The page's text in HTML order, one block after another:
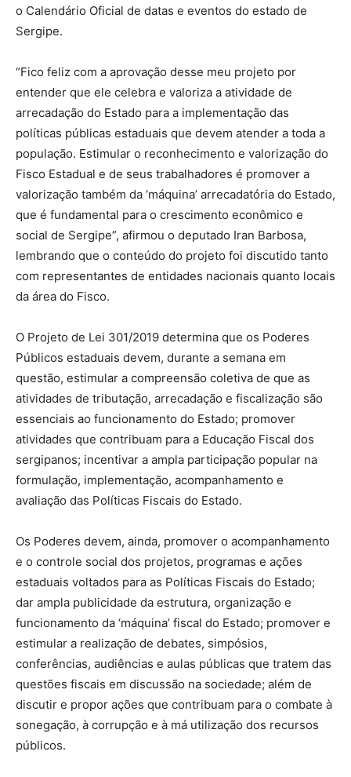
o Calendário Oficial de datas e eventos do estado de
Sergipe.
“Fico feliz com a aprovação desse meu projeto por
entender que ele celebra e valoriza a atividade de
arrecadação do Estado para a implementação das
políticas públicas estaduais que devem atender a toda a
população. Estimular o reconhecimento e valorização do
Fisco Estadual e de seus trabalhadores é promover a
valorização também da ‘máquina’ arrecadatória do Estado,
que é fundamental para o crescimento econômico e
social de Sergipe”, afirmou o deputado Iran Barbosa,
lembrando que o conteúdo do projeto foi discutido tanto
com representantes de entidades nacionais quanto locais
da área do Fisco.
O Projeto de Lei 301/2019 determina que os Poderes
Públicos estaduais devem, durante a semana em
questão, estimular a compreensão coletiva de que as
atividades de tributação, arrecadação e fiscalização são
essenciais ao funcionamento do Estado; promover
atividades que contribuam para a Educação Fiscal dos
sergipanos; incentivar a ampla participação popular na
formulação, implementação, acompanhamento e
avaliação das Políticas Fiscais do Estado.
Os Poderes devem, ainda, promover o acompanhamento
e o controle social dos projetos, programas e ações
estaduais voltados para as Políticas Fiscais do Estado;
dar ampla publicidade da estrutura, organização e
funcionamento da ‘máquina’ fiscal do Estado; promover e
estimular a realização de debates, simpósios,
conferências, audiências e aulas públicas que tratem das
questões fiscais em discussão na sociedade; além de
discutir e propor ações que contribuam para o combate à
sonegação, à corrupção e à má utilização dos recursos
públicos.